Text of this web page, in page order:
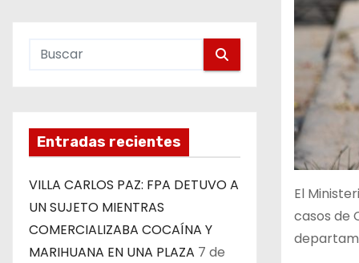
Entradas recientes
VILLA CARLOS PAZ: FPA DETUVO A
UN SUJETO MIENTRAS
COMERCIALIZABA COCAÍNA Y
MARIHUANA EN UNA PLAZA 7 de
El
casos de